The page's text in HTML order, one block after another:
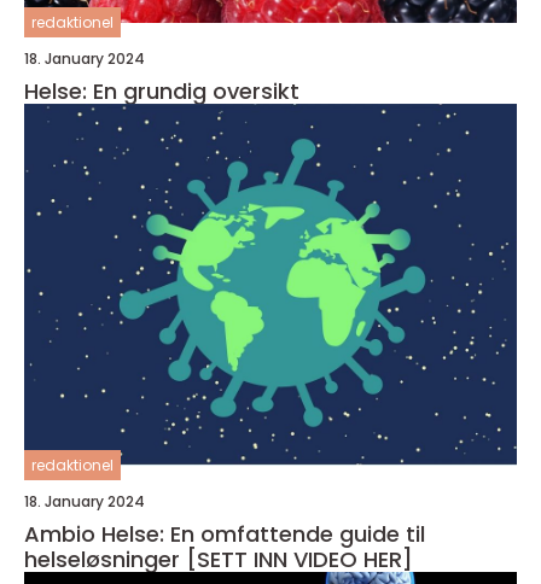
redaktionel
18. January 2024
Helse: En grundig oversikt
redaktionel
18. January 2024
Ambio Helse: En omfattende guide til
helseløsninger [SETT INN VIDEO HER]